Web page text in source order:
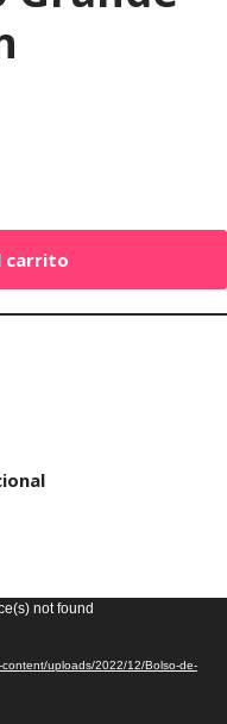
carrito
not found
uploads/2022/12/Bolso-de-